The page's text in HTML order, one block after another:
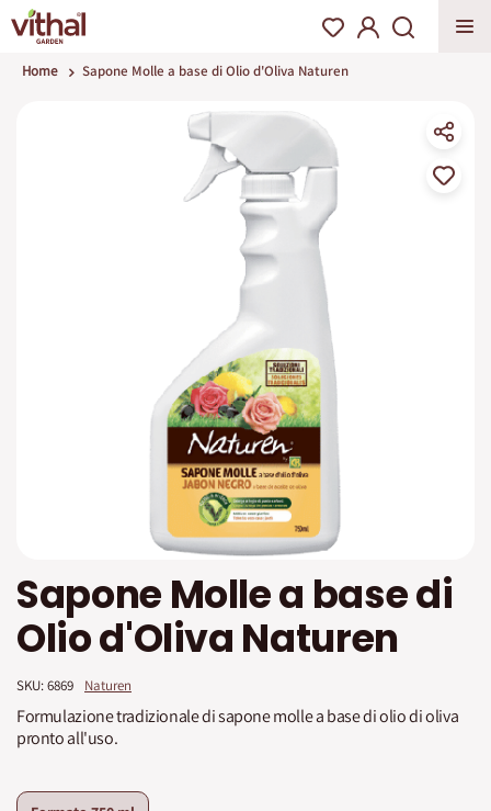
Home Sapone Molle a base di Olio d'Oliva Naturen
all'inizio
della
galleria
di
Sapone Molle a base di
Olio d'Oliva Naturen
SKU: 6869 Naturen
Formulazione tradizionale di sapone molle a base di olio di oliva
pronto all'uso.